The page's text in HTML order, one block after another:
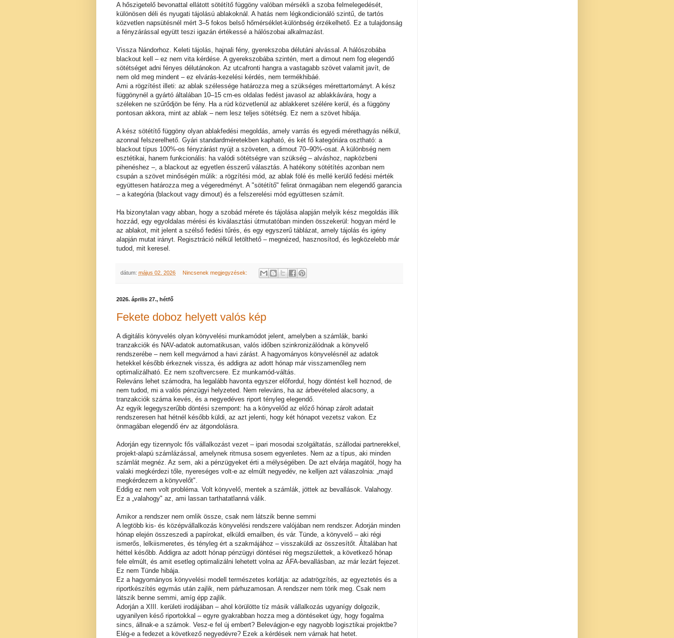
A hőszigetelő bevonattal ellátott sötétítő függöny valóban mérsékli a szoba felmelegedését,
különösen déli és nyugati tájolású ablakoknál. A hatás nem légkondicionáló szintű, de tartós
közvetlen napsütésnél mért 3–5 fokos belső hőmérséklet-különbség érzékelhető. Ez a tulajdonság
a fényzárással együtt teszi igazán értékessé a hálószobai alkalmazást.
Vissza Nándorhoz. Keleti tájolás, hajnali fény, gyerekszoba délutáni alvással. A hálószobába
blackout kell – ez nem vita kérdése. A gyerekszobába szintén, mert a dimout nem fog elegendő
sötétséget adni fényes délutánokon. Az utcafronti hangra a vastagabb szövet valamit javít, de
nem old meg mindent – ez elvárás-kezelési kérdés, nem termékhibáé.
Ami a rögzítést illeti: az ablak szélessége határozza meg a szükséges mérettartományt. A kész
függönynél a gyártó általában 10–15 cm-es oldalas fedést javasol az ablakkávára, hogy a
széleken ne szűrődjön be fény. Ha a rúd közvetlenül az ablakkeret szélére kerül, és a függöny
pontosan akkora, mint az ablak – nem lesz teljes sötétség. Ez nem a szövet hibája.
A kész sötétítő függöny olyan ablakfedési megoldás, amely varrás és egyedi mérethagyás nélkül,
azonnal felszerelhető. Gyári standardméretekben kapható, és két fő kategóriára osztható: a
blackout típus 100%-os fényzárást nyújt a szöveten, a dimout 70–90%-osat. A különbség nem
esztétikai, hanem funkcionális: ha valódi sötétségre van szükség – alváshoz, napközbeni
pihenéshez –, a blackout az egyetlen ésszerű választás. A hatékony sötétítés azonban nem
csupán a szövet minőségén múlik: a rögzítési mód, az ablak fölé és mellé kerülő fedési mérték
együttesen határozza meg a végeredményt. A "sötétítő" felirat önmagában nem elegendő garancia
– a kategória (blackout vagy dimout) és a felszerelési mód együttesen számít.
Ha bizonytalan vagy abban, hogy a szobád mérete és tájolása alapján melyik kész megoldás illik
hozzád, egy egyoldalas mérési és kiválasztási útmutatóban minden összekerül: hogyan mérd le
az ablakot, mit jelent a szélső fedési tűrés, és egy egyszerű táblázat, amely tájolás és igény
alapján mutat irányt. Regisztráció nélkül letölthető – megnézed, hasznosítod, és legközelebb már
tudod, mit keresel.
dátum: május 02, 2026 Nincsenek megjegyzések:
2026. április 27., hétfő
Fekete doboz helyett valós kép
A digitális könyvelés olyan könyvelési munkamódot jelent, amelyben a számlák, banki
tranzakciók és NAV-adatok automatikusan, valós időben szinkronizálódnak a könyvelő
rendszerébe – nem kell megvárnod a havi zárást. A hagyományos könyvelésnél az adatok
hetekkel később érkeznek vissza, és addigra az adott hónap már visszamenőleg nem
optimalizálható. Ez nem szoftvercsere. Ez munkamód-váltás.
Releváns lehet számodra, ha legalább havonta egyszer előfordul, hogy döntést kell hoznod, de
nem tudod, mi a valós pénzügyi helyzeted. Nem releváns, ha az árbevételed alacsony, a
tranzakciók száma kevés, és a negyedéves riport tényleg elegendő.
Az egyik legegyszerűbb döntési szempont: ha a könyvelőd az előző hónap zárolt adatait
rendszeresen hat hétnél később küldi, az azt jelenti, hogy két hónapot vezetsz vakon. Ez
önmagában elegendő érv az átgondolásra.
Adorján egy tizennyolc fős vállalkozást vezet – ipari mosodai szolgáltatás, szállodai partnerekkel,
projekt-alapú számlázással, amelynek ritmusa sosem egyenletes. Nem az a típus, aki minden
számlát megnéz. Az sem, aki a pénzügyeket érti a mélységében. De azt elvárja magától, hogy ha
valaki megkérdezi tőle, nyereséges volt-e az elmúlt negyedév, ne kelljen azt válaszolnia: „majd
megkérdezem a könyvelőt".
Eddig ez nem volt probléma. Volt könyvelő, mentek a számlák, jöttek az bevallások. Valahogy.
Ez a „valahogy" az, ami lassan tarthatatlanná válik.
Amikor a rendszer nem omlik össze, csak nem látszik benne semmi
A legtöbb kis- és középvállalkozás könyvelési rendszere valójában nem rendszer. Adorján minden
hónap elején összeszedi a papírokat, elküldi emailben, és vár. Tünde, a könyvelő – aki régi
ismerős, lelkiismeretes, és tényleg ért a szakmájához – visszaküldi az összesítőt. Általában hat
héttel később. Addigra az adott hónap pénzügyi döntései rég megszülettek, a következő hónap
fele elmúlt, és amit esetleg optimalizálni lehetett volna az ÁFA-bevallásban, az már lezárt fejezet.
Ez nem Tünde hibája.
Ez a hagyományos könyvelési modell természetes korlátja: az adatrögzítés, az egyeztetés és a
riportkészítés egymás után zajlik, nem párhuzamosan. A rendszer nem törik meg. Csak nem
látszik benne semmi, amíg épp zajlik.
Adorján a XIII. kerületi irodájában – ahol körülötte tíz másik vállalkozás ugyanígy dolgozik,
ugyanilyen késő riportokkal – egyre gyakrabban hozza meg a döntéseket úgy, hogy fogalma
sincs, állnak-e a számok. Vesz-e fel új embert? Belevágjon-e egy nagyobb logisztikai projektbe?
Elég-e a fedezet a következő negyedévre? Ezek a kérdések nem várnak hat hetet.